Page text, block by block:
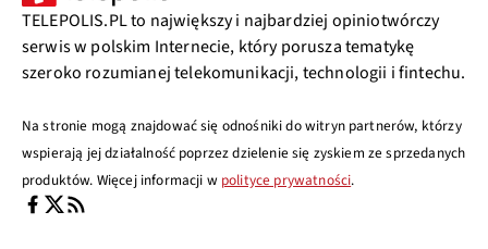
TELEPOLIS.PL to największy i najbardziej opiniotwórczy
serwis w polskim Internecie, który porusza tematykę
szeroko rozumianej telekomunikacji, technologii i fintechu.
Na stronie mogą znajdować się odnośniki do witryn partnerów, którzy
wspierają jej działalność poprzez dzielenie się zyskiem ze sprzedanych
produktów. Więcej informacji w polityce prywatności.